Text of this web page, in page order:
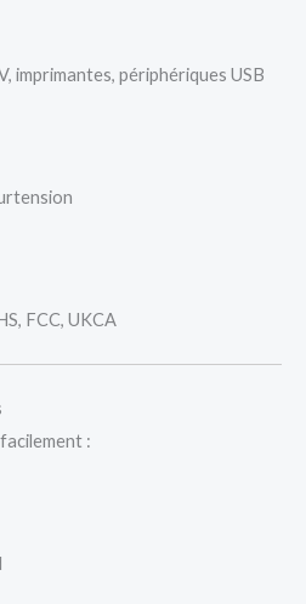
imprimantes, périphériques USB
FCC, UKCA
: